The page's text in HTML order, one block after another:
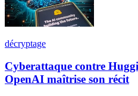
décryptage
Cyberattaque contre
OpenAI maîtrise son récit